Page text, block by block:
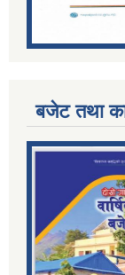
बजेट तथा